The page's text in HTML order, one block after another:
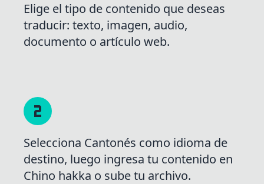
Elige el tipo de contenido que deseas
traducir: texto, imagen, audio,
documento o artículo web.
Selecciona Cantonés como idioma de
destino, luego ingresa tu contenido en
Chino hakka o sube tu archivo.